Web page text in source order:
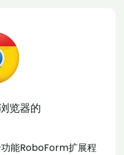
览器的
能RoboForm扩展程